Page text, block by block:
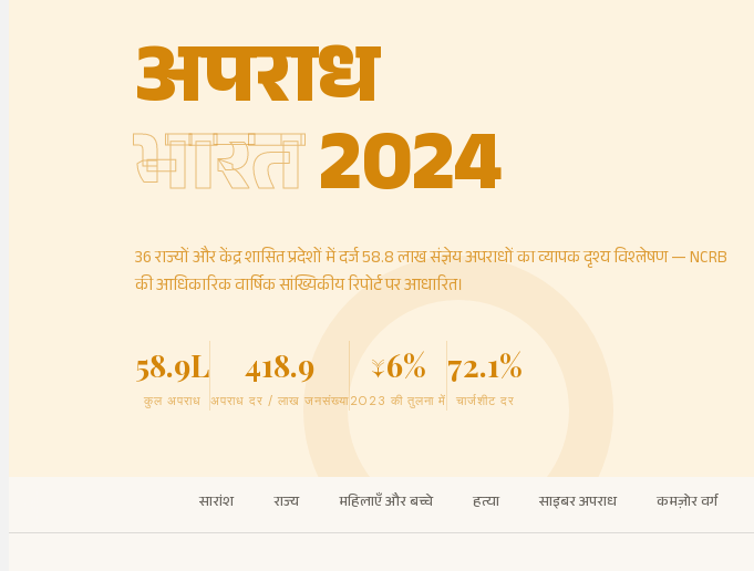
अपराध
भारत2024
36 राज्यों और केंद्र शासित प्रदेशों में दर्ज 58.8 लाख संज्ञेय अपराधों का व्यापक दृश्य विश्लेषण — NCRB
की आधिकारिक वार्षिक सांख्यिकीय रिपोर्ट पर आधारित।
58.9L
कुल अपराध
418.9
अपराध दर / लाख जनसंख्या
↓6%
2023 की तुलना में
72.1%
चार्जशीट दर
सारांश राज्य महिलाएँ और बच्चे हत्या साइबर अपराध कमज़ोर वर्ग